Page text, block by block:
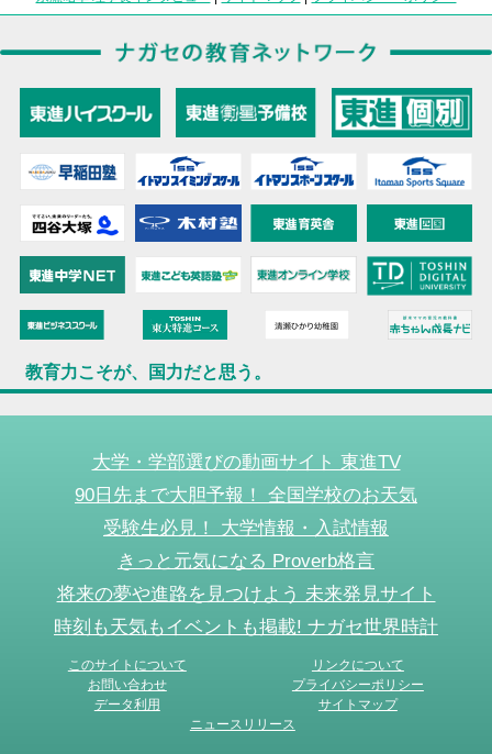
教育力こそが、国力だと思う。
大学・学部選びの動画サイト 東進TV
90日先まで大胆予報！ 全国学校のお天気
受験生必見！ 大学情報・入試情報
きっと元気になる Proverb格言
将来の夢や進路を見つけよう 未来発見サイト
時刻も天気もイベントも掲載! ナガセ世界時計
このサイトについて
リンクについて
お問い合わせ
プライバシーポリシー
データ利用
サイトマップ
ニュースリリース